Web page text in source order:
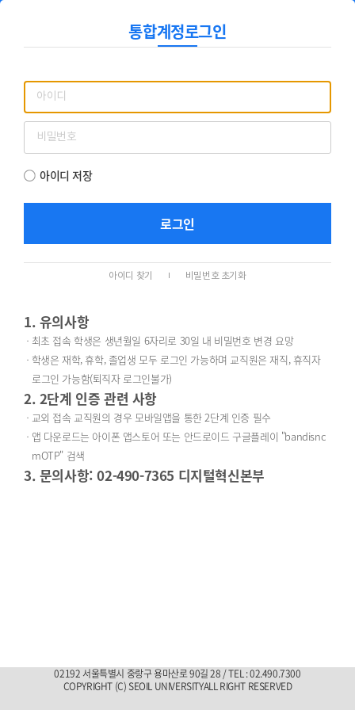
통합계정로그인
아이디 저장
로그인
아이디 찾기 비밀번호 초기화
1. 유의사항
최초 접속 학생은 생년월일 6자리로 30일 내 비밀번호 변경 요망
학생은 재학, 휴학, 졸업생 모두 로그인 가능하며 교직원은 재직, 휴직자
로그인 가능함(퇴직자 로그인불가)
2. 2단계 인증 관련 사항
교외 접속 교직원의 경우 모바일앱을 통한 2단계 인증 필수
앱 다운로드는 아이폰 앱스토어 또는 안드로이드 구글플레이 "bandisnc
mOTP" 검색
3. 문의사항: 02-490-7365 디지털혁신본부
02192 서울특별시 중랑구 용마산로 90길 28 / TEL : 02.490.7300
COPYRIGHT (C) SEOIL UNIVERSITYALL RIGHT RESERVED